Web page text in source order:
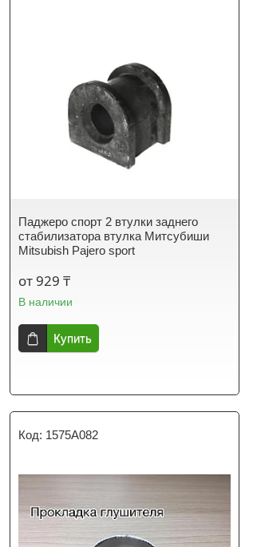
Паджеро спорт 2 втулки заднего
стабилизатора втулка Митсубиши
Mitsubish Pajero sport
от 929 ₸
В наличии
Купить
1575A082